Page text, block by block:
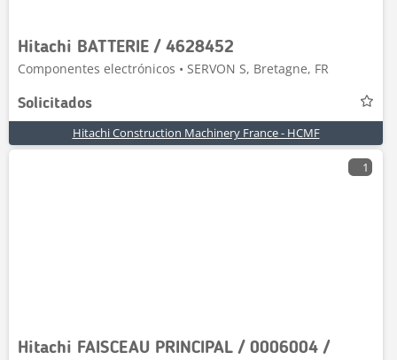
Hitachi BATTERIE / 4628452
Componentes electrónicos • SERVON S, Bretagne, FR
Solicitados
Hitachi Construction Machinery France - HCMF
1
Hitachi FAISCEAU PRINCIPAL / 0006004 /